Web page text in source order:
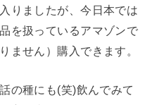
りましたが、今日本では
を扱っているアマゾンで
ません）購入できます。
の種にも(笑)飲んでみて